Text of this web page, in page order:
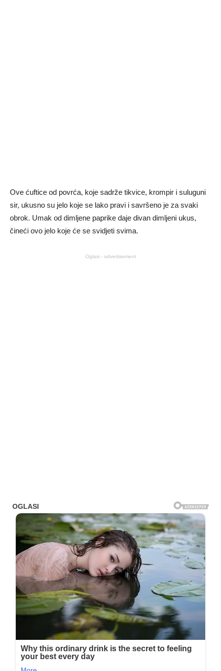
Ove ćuftice od povrća, koje sadrže tikvice, krompir i suluguni
sir, ukusno su jelo koje se lako pravi i savršeno je za svaki
obrok. Umak od dimljene paprike daje divan dimljeni ukus,
čineći ovo jelo koje će se svidjeti svima.
Oglasi - advertisement